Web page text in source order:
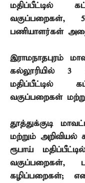
மதிப்பீட்டில்
வகுப்பறைகள், 5
பணியாளர்கள்
இராமநாதபுரம்
கல்லூரியில்3
மதிப்பீட்டில்
வகுப்பறைகள்
தூத்துக்குடி
மற்றும் அறிவியல்
ரூபாய்
வகுப்பறைகள்,
கழிப்பறைகள்;